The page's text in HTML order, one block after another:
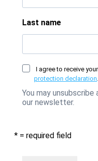
Last name
I agree to receive
protection declaration
You may
our newsletter.
* = required field